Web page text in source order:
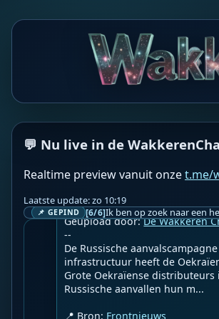
💬 Nu live in de
Realtime preview vanuit onzet.me/
Laatste update: zo 10:19
📌 GEPIND [6/6]
de Elbe bij Děčín blijkt dat
Eind 18e eeuw: De jaren 1790
eeuw: Dit was een periode
jaren 1842, 1868, 1892 en
WF Wakkere Fabels BOT
☀️Frontnieuws☀️
👉De Oekraïense
vige Russische aanvallen het
Geupload door: De Wakkeren
--
De Russische
infrastructuur heeft de
Grote Oekraïense
Russische aanvallen hun m...
📍 Bron: Frontnieuws